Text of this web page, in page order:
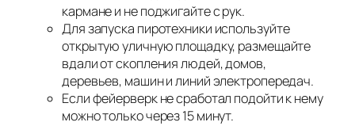
кармане и не поджигайте с рук.
Для запуска пиротехники используйте
открытую уличную площадку, размещайте
вдали от скопления людей, домов,
деревьев, машин и линий электропередач.
Если фейерверк не сработал подойти к нему
можно только через 15 минут.